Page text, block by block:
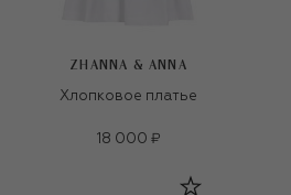
ZHANNA & ANNA
Хлопковое платье
18 000 ₽